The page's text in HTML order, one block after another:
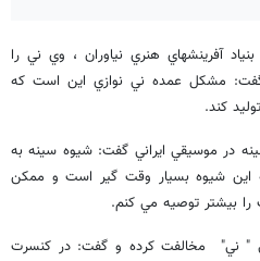
آفرينشهاي هنري نياوران ، وي ني را
مشكل عمده ني نوازي اين است كه
كند.
در موسيقي ايراني گفت: شيوه سينه به
اين شيوه بسيار وقت گير است و ممكن
را بيشتر توصيه مي كنم.
" ني" مخالفت كرده و گفت: در كنسرت